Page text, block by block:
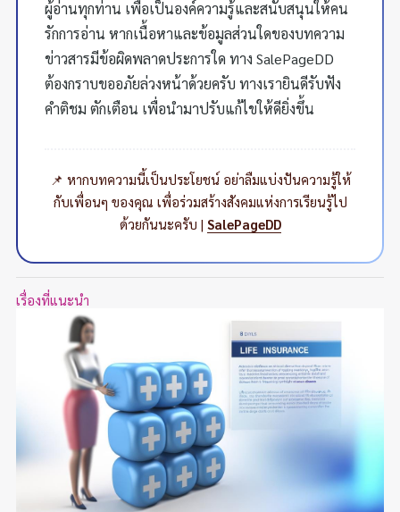
ผู้อ่านทุกท่าน เพื่อเป็นองค์ความรู้และสนับสนุนให้คน
รักการอ่าน หากเนื้อหาและข้อมูลส่วนใดของบทความ
ข่าวสารมีข้อผิดพลาดประการใด ทาง SalePageDD
ต้องกราบขออภัยล่วงหน้าด้วยครับ ทางเรายินดีรับฟัง
คำติชม ตักเตือน เพื่อนำมาปรับแก้ไขให้ดียิ่งขึ้น
📌 หากบทความนี้เป็นประโยชน์ อย่าลืมแบ่งปันความรู้ให้
กับเพื่อนๆ ของคุณ เพื่อร่วมสร้างสังคมแห่งการเรียนรู้ไป
ด้วยกันนะครับ | SalePageDD
เรื่องที่แนะนำ